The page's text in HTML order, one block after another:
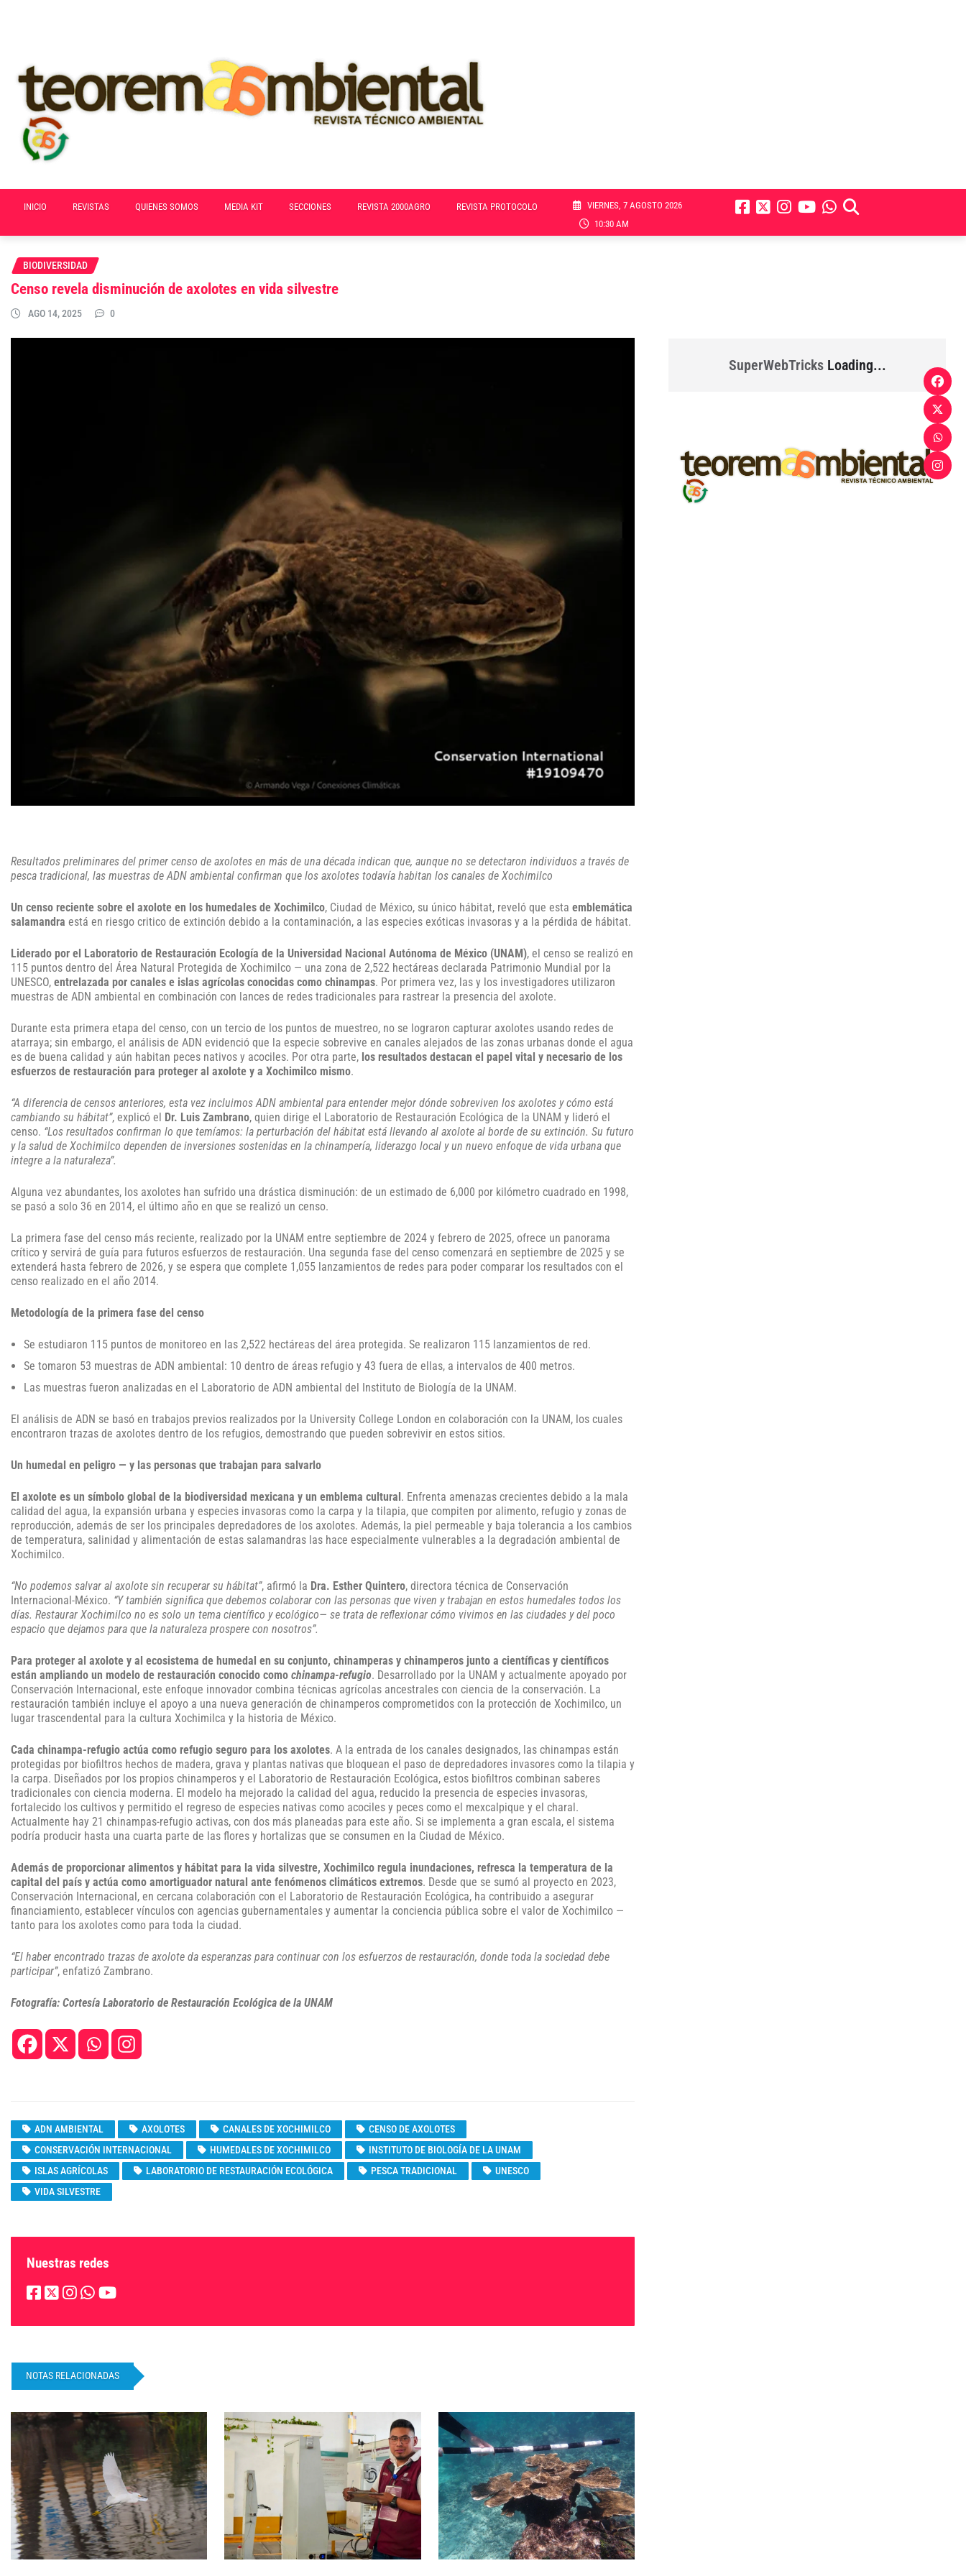
INICIO REVISTAS QUIENES SOMOS MEDIA KIT SECCIONES REVISTA 2000AGRO REVISTA PROTOCOLO
VIERNES, 7 AGOSTO 2026
10:30 AM
BIODIVERSIDAD
Censo revela disminución de axolotes en vida silvestre
AGO 14, 2025 0
Resultados preliminares del primer censo de axolotes en más de una década indican que, aunque no se detectaron individuos a través de
pesca tradicional, las muestras de ADN ambiental confirman que los axolotes todavía habitan los canales de Xochimilco
Un censo reciente sobre el axolote en los humedales de Xochimilco, Ciudad de México, su único hábitat, reveló que esta emblemática
salamandra está en riesgo critico de extinción debido a la contaminación, a las especies exóticas invasoras y a la pérdida de hábitat.
Liderado por el Laboratorio de Restauración Ecología de la Universidad Nacional Autónoma de México (UNAM), el censo se realizó en
115 puntos dentro del Área Natural Protegida de Xochimilco — una zona de 2,522 hectáreas declarada Patrimonio Mundial por la
UNESCO, entrelazada por canales e islas agrícolas conocidas como chinampas. Por primera vez, las y los investigadores utilizaron
muestras de ADN ambiental en combinación con lances de redes tradicionales para rastrear la presencia del axolote.
Durante esta primera etapa del censo, con un tercio de los puntos de muestreo, no se lograron capturar axolotes usando redes de
atarraya; sin embargo, el análisis de ADN evidenció que la especie sobrevive en canales alejados de las zonas urbanas donde el agua
es de buena calidad y aún habitan peces nativos y acociles. Por otra parte, los resultados destacan el papel vital y necesario de los
esfuerzos de restauración para proteger al axolote y a Xochimilco mismo.
“A diferencia de censos anteriores, esta vez incluimos ADN ambiental para entender mejor dónde sobreviven los axolotes y cómo está
cambiando su hábitat”, explicó el Dr. Luis Zambrano, quien dirige el Laboratorio de Restauración Ecológica de la UNAM y lideró el
censo. “Los resultados confirman lo que temíamos: la perturbación del hábitat está llevando al axolote al borde de su extinción. Su futuro
y la salud de Xochimilco dependen de inversiones sostenidas en la chinampería, liderazgo local y un nuevo enfoque de vida urbana que
integre a la naturaleza”.
Alguna vez abundantes, los axolotes han sufrido una drástica disminución: de un estimado de 6,000 por kilómetro cuadrado en 1998,
se pasó a solo 36 en 2014, el último año en que se realizó un censo.
La primera fase del censo más reciente, realizado por la UNAM entre septiembre de 2024 y febrero de 2025, ofrece un panorama
crítico y servirá de guía para futuros esfuerzos de restauración. Una segunda fase del censo comenzará en septiembre de 2025 y se
extenderá hasta febrero de 2026, y se espera que complete 1,055 lanzamientos de redes para poder comparar los resultados con el
censo realizado en el año 2014.
Metodología de la primera fase del censo
Se estudiaron 115 puntos de monitoreo en las 2,522 hectáreas del área protegida. Se realizaron 115 lanzamientos de red.
Se tomaron 53 muestras de ADN ambiental: 10 dentro de áreas refugio y 43 fuera de ellas, a intervalos de 400 metros.
Las muestras fueron analizadas en el Laboratorio de ADN ambiental del Instituto de Biología de la UNAM.
El análisis de ADN se basó en trabajos previos realizados por la University College London en colaboración con la UNAM, los cuales
encontraron trazas de axolotes dentro de los refugios, demostrando que pueden sobrevivir en estos sitios.
Un humedal en peligro — y las personas que trabajan para salvarlo
El axolote es un símbolo global de la biodiversidad mexicana y un emblema cultural . Enfrenta amenazas crecientes debido a la mala
calidad del agua, la expansión urbana y especies invasoras como la carpa y la tilapia, que compiten por alimento, refugio y zonas de
reproducción, además de ser los principales depredadores de los axolotes. Además, la piel permeable y baja tolerancia a los cambios
de temperatura, salinidad y alimentación de estas salamandras las hace especialmente vulnerables a la degradación ambiental de
Xochimilco.
“No podemos salvar al axolote sin recuperar su hábitat”, afirmó la Dra. Esther Quintero, directora técnica de Conservación
Internacional-México. “Y también significa que debemos colaborar con las personas que viven y trabajan en estos humedales todos los
días. Restaurar Xochimilco no es solo un tema científico y ecológico— se trata de reflexionar cómo vivimos en las ciudades y del poco
espacio que dejamos para que la naturaleza prospere con nosotros”.
Para proteger al axolote y al ecosistema de humedal en su conjunto, chinamperas y chinamperos junto a científicas y científicos
están ampliando un modelo de restauración conocido como chinampa-refugio. Desarrollado por la UNAM y actualmente apoyado por
Conservación Internacional, este enfoque innovador combina técnicas agrícolas ancestrales con ciencia de la conservación. La
restauración también incluye el apoyo a una nueva generación de chinamperos comprometidos con la protección de Xochimilco, un
lugar trascendental para la cultura Xochimilca y la historia de México.
Cada chinampa-refugio actúa como refugio seguro para los axolotes. A la entrada de los canales designados, las chinampas están
protegidas por biofiltros hechos de madera, grava y plantas nativas que bloquean el paso de depredadores invasores como la tilapia y
la carpa. Diseñados por los propios chinamperos y el Laboratorio de Restauración Ecológica, estos biofiltros combinan saberes
tradicionales con ciencia moderna. El modelo ha mejorado la calidad del agua, reducido la presencia de especies invasoras,
fortalecido los cultivos y permitido el regreso de especies nativas como acociles y peces como el mexcalpique y el charal.
Actualmente hay 21 chinampas-refugio activas, con dos más planeadas para este año. Si se implementa a gran escala, el sistema
podría producir hasta una cuarta parte de las flores y hortalizas que se consumen en la Ciudad de México.
Además de proporcionar alimentos y hábitat para la vida silvestre, Xochimilco regula inundaciones, refresca la temperatura de la
capital del país y actúa como amortiguador natural ante fenómenos climáticos extremos. Desde que se sumó al proyecto en 2023,
Conservación Internacional, en cercana colaboración con el Laboratorio de Restauración Ecológica, ha contribuido a asegurar
financiamiento, establecer vínculos con agencias gubernamentales y aumentar la conciencia pública sobre el valor de Xochimilco —
tanto para los axolotes como para toda la ciudad.
“El haber encontrado trazas de axolote da esperanzas para continuar con los esfuerzos de restauración, donde toda la sociedad debe
participar”, enfatizó Zambrano.
Fotografía: Cortesía Laboratorio de Restauración Ecológica de la UNAM
ADN AMBIENTAL AXOLOTES CANALES DE XOCHIMILCO
CENSO DE AXOLOTES
CONSERVACIÓN INTERNACIONAL
HUMEDALES DE XOCHIMILCO
INSTITUTO DE BIOLOGÍA DE LA UNAM
ISLAS AGRÍCOLAS
LABORATORIO DE RESTAURACIÓN ECOLÓGICA PESCA TRADICIONAL
UNESCO
VIDA SILVESTRE
Nuestras redes
NOTAS RELACIONADAS
SuperWebTricksLoading...